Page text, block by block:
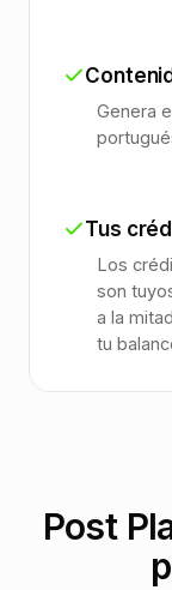
Genera
Tus
Los
son
a la
tu
Post